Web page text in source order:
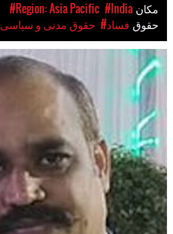
#Region: Asia Pacific #India
#حقوق مدنی و سیاسی #فساد